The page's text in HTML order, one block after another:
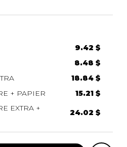
9.42 $
8.48 $
18.84 $
+ PAPIER
15.21 $
EXTRA +
24.02 $